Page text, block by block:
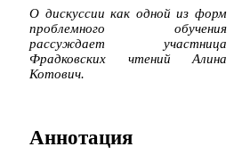
О дискуссии как одной из форм
проблемного обучения
рассуждает участница
Фрадковских чтений Алина
Котович.
Аннотация